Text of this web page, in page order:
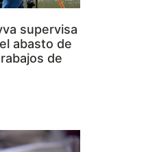
supervisa
abasto de
de